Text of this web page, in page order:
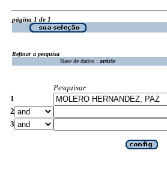
página 1 de 1
Refinar a pesquisa
Base de dados : article
Pesquisar
1
2
3